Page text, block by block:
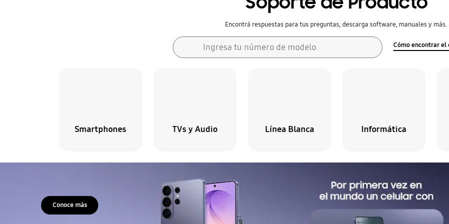
Encontrá respuestas para tus preguntas, descarga software, manuales y más.
Ingresa tu número de modelo Cómo encontrar
Smartphones TVs y Audio Línea Blanca Informática
Conoce más